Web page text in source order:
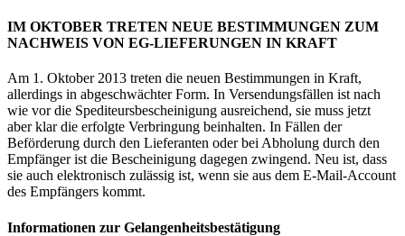
IM OKTOBER TRETEN NEUE BESTIMMUNGEN ZUM
NACHWEIS VON EG-LIEFERUNGEN IN KRAFT
Am 1. Oktober 2013 treten die neuen Bestimmungen in Kraft,
allerdings in abgeschwächter Form. In Versendungsfällen ist nach
wie vor die Spediteursbescheinigung ausreichend, sie muss jetzt
aber klar die erfolgte Verbringung beinhalten. In Fällen der
Beförderung durch den Lieferanten oder bei Abholung durch den
Empfänger ist die Bescheinigung dagegen zwingend. Neu ist, dass
sie auch elektronisch zulässig ist, wenn sie aus dem E-Mail-Account
des Empfängers kommt.
Informationen zur Gelangenheitsbestätigung